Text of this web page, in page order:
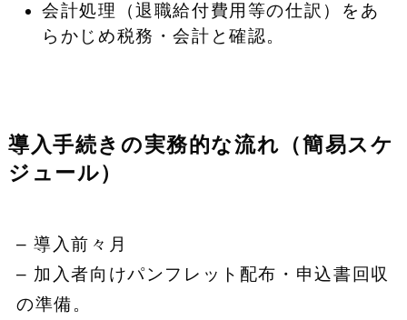
会計処理（退職給付費用等の仕訳）をあ
らかじめ税務・会計と確認。
導入手続きの実務的な流れ（簡易スケ
ジュール）
– 導入前々月
– 加入者向けパンフレット配布・申込書回収
の準備。